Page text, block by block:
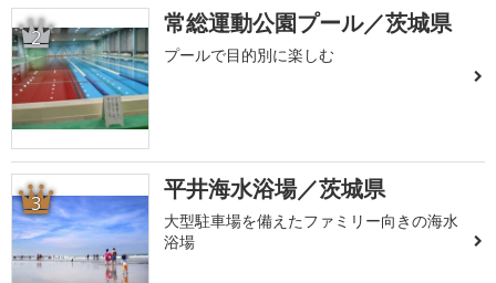
2 常総運動公園プール／茨城県
プールで目的別に楽しむ
3 平井海水浴場／茨城県
大型駐車場を備えたファミリー向きの海水
浴場